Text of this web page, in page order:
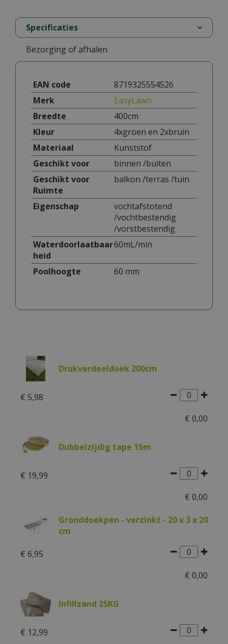
Specificaties
Bezorging of afhalen
EAN code
8719325554526
Merk
EasyLawn
Breedte
400cm
Kleur
4xgroen en 2xbruin
Materiaal
Kunststof
Geschikt voor
binnen /buiten
Geschikt voor
Ruimte
balkon /terras /tuin
Eigenschap
vochtafstotend
/vochtbestendig
/vorstbestendig
Waterdoorlaatbaar
heid
60mL/min
Poolhoogte 60 mm
Drukverdeeldoek 200cm
€ 5,98
€ 0,00
Dubbelzijdig tape 15m
€ 19,99
€ 0,00
Gronddoekpen - verzinkt - 20 x 3 x 20
cm
€ 6,95
€ 0,00
Infillzand 25KG
€ 12,99